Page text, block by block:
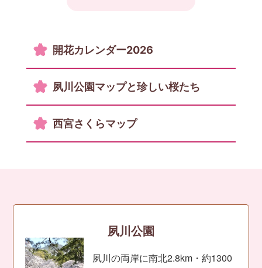
開花カレンダー2026
夙川公園マップと珍しい桜たち
西宮さくらマップ
夙川公園
夙川の両岸に南北2.8km・約1300